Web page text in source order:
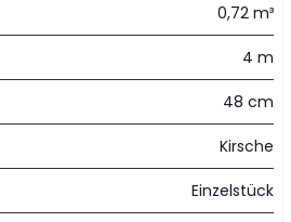
0,72 m³
4 m
48 cm
Kirsche
Einzelstück